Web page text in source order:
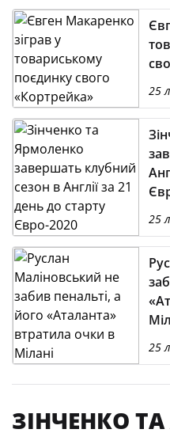
25
25
25
ЗІНЧЕНКО